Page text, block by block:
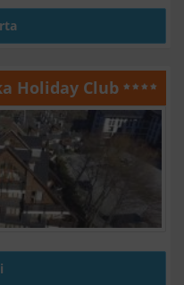
Holiday Club